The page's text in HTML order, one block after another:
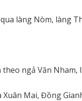
làng Nòm, làng
ngả Văn Nham,
Mai, Đồng